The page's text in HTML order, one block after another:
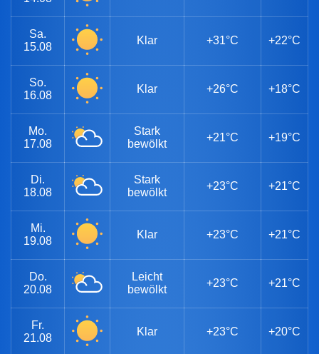
Sa.
15.08
Klar +31°C +22°C
So.
16.08
Klar +26°C +18°C
Mo.
17.08
Stark
bewölkt
+21°C +19°C
Di.
18.08
Stark
bewölkt
+23°C +21°C
Mi.
19.08
Klar +23°C +21°C
Do.
20.08
Leicht
bewölkt
+23°C +21°C
Fr.
21.08
Klar +23°C +20°C